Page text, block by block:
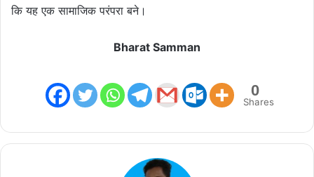
कि यह एक सामाजिक परंपरा बने।
Bharat Samman
0
Shares